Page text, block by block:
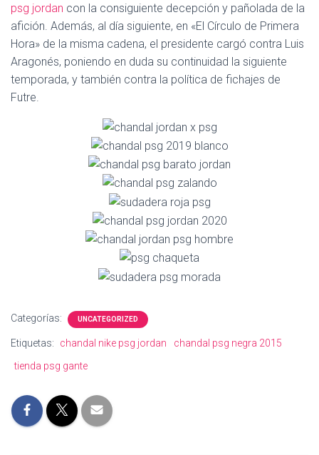
Ó
psg jordan con la consiguiente decepción y pañolada de la
afición. Además, al día siguiente, en «El Círculo de Primera
Hora» de la misma cadena, el presidente cargó contra Luis
Aragonés, poniendo en duda su continuidad la siguiente
temporada, y también contra la política de fichajes de
Futre.
Categorías: UNCATEGORIZED
Etiquetas: chandal nike psg jordan
chandal psg negra 2015
tienda psg gante